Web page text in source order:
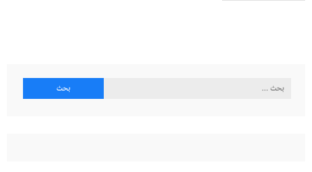
البحث